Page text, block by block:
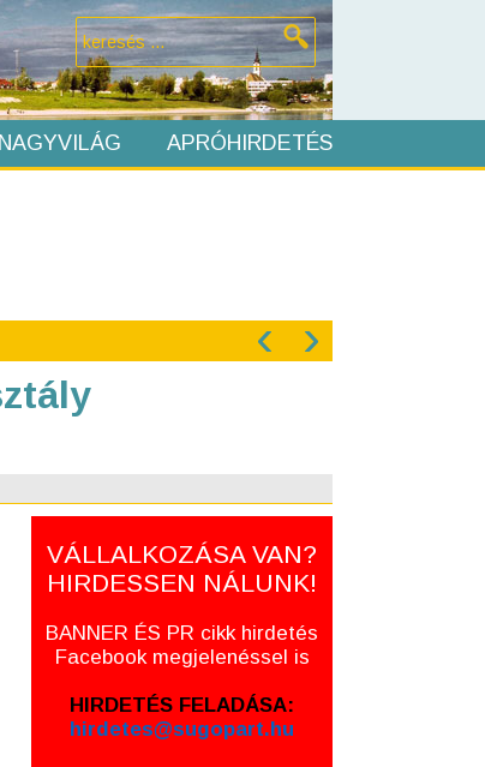
NAGYVILÁG APRÓHIRDETÉS
‹ ›
VÁLLALKOZÁSA VAN?
HIRDESSEN NÁLUNK!
BANNER ÉS PR cikk hirdetés
Facebook megjelenéssel is
HIRDETÉS FELADÁSA:
hirdetes@sugopart.hu